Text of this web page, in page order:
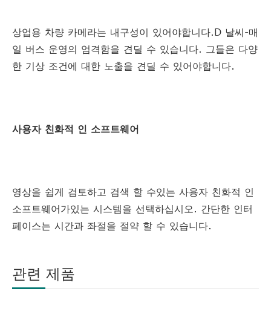
상업용 차량 카메라는 내구성이 있어야합니다.D 날씨-매
일 버스 운영의 엄격함을 견딜 수 있습니다. 그들은 다양
한 기상 조건에 대한 노출을 견딜 수 있어야합니다.
사용자 친화적 인 소프트웨어
영상을 쉽게 검토하고 검색 할 수있는 사용자 친화적 인
소프트웨어가있는 시스템을 선택하십시오. 간단한 인터
페이스는 시간과 좌절을 절약 할 수 있습니다.
관련 제품